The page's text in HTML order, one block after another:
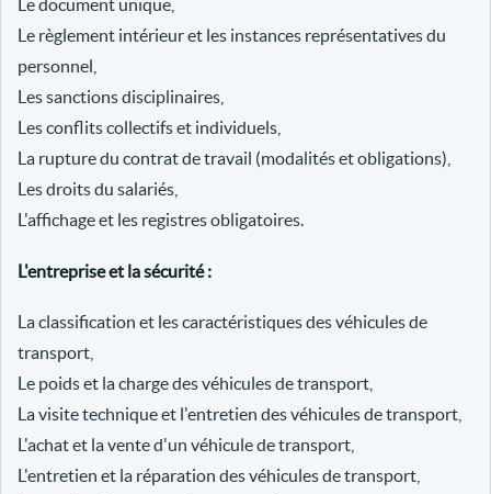
Le document unique,
Le règlement intérieur et les instances représentatives du
personnel,
Les sanctions disciplinaires,
Les conflits collectifs et individuels,
La rupture du contrat de travail (modalités et obligations),
Les droits du salariés,
L'affichage et les registres obligatoires.
L'entreprise et la sécurité :
La classification et les caractéristiques des véhicules de
transport,
Le poids et la charge des véhicules de transport,
La visite technique et l'entretien des véhicules de transport,
L'achat et la vente d'un véhicule de transport,
L'entretien et la réparation des véhicules de transport,